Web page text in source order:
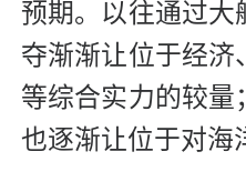
预期。以往通过大
夺渐渐让位于经济
等综合实力的较量
也逐渐让位于对海